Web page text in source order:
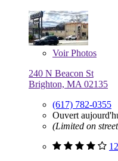
VoirPhotos
240 N Beacon St
Brighton, MA 02135
(617) 782-0355
Ouvert
(Limited on